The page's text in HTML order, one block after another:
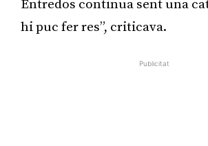
Entredos continua sent una
hi puc fer res”, criticava.
Publicitat